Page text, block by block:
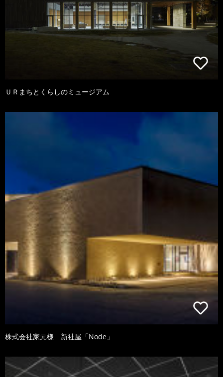
ＵＲまちとくらしのミュージアム
株式会社家元様 新社屋「Node」